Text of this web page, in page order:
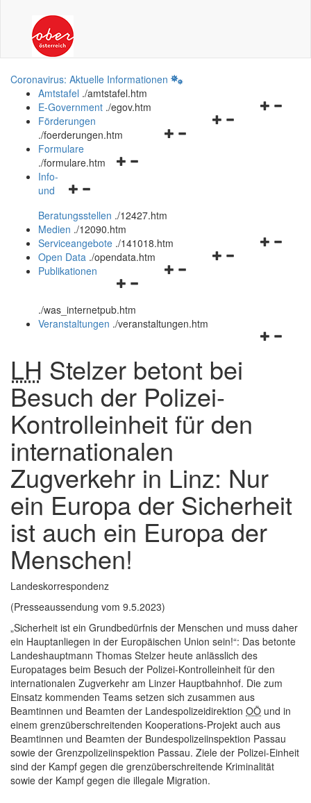
Coronavirus: Aktuelle Informationen
Amtstafel ./amtstafel.htm
Navigationsmenü
E-Government ./egov.htm
Navigationsmenü
Förderungen
./foerderungen.htm
Navigationsmenü
Formulare
./formulare.htm
Navigationsmenü
und
schließen
Info-
und
Beratungsstellen ./12427.htm
Medien ./12090.htm
Navigationsmenü
Serviceangebote ./141018.htm
Navigationsmenü
Open Data ./opendata.htm
Navigationsmenü
und
schließen
Publikationen
./was_internetpub.htm
Veranstaltungen ./veranstaltungen.htm
LH Stelzer betont bei
Besuch der Polizei-
Kontrolleinheit für den
internationalen
Zugverkehr in Linz: Nur
ein Europa der Sicherheit
ist auch ein Europa der
Menschen!
Landeskorrespondenz
(Presseaussendung vom 9.5.2023)
„Sicherheit ist ein Grundbedürfnis der Menschen und muss daher
ein Hauptanliegen in der Europäischen Union sein!“: Das betonte
Landeshauptmann Thomas Stelzer heute anlässlich des
Europatages beim Besuch der Polizei-Kontrolleinheit für den
internationalen Zugverkehr am Linzer Hauptbahnhof. Die zum
Einsatz kommenden Teams setzen sich zusammen aus
Beamtinnen und Beamten der Landespolizeidirektion OÖ und in
einem grenzüberschreitenden Kooperations-Projekt auch aus
Beamtinnen und Beamten der Bundespolizeiinspektion Passau
sowie der Grenzpolizeiinspektion Passau. Ziele der Polizei-Einheit
sind der Kampf gegen die grenzüberschreitende Kriminalität
sowie der Kampf gegen die illegale Migration.